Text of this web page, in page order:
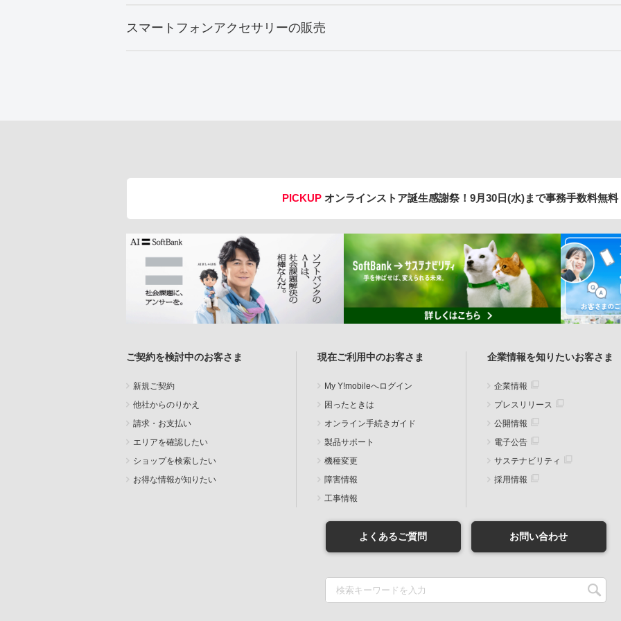
スマートフォンアクセサリーの販売
PICKUP オンラインストア誕生感謝祭！ 9月30日(水)まで事務手数料無
ご契約を検討中のお客さま
新規ご契約
他社からのりかえ
請求・お支払い
エリアを確認したい
ショップを検索したい
お得な情報が知りたい
現在ご利用中のお客さま
My Y!mobileへログイン
困ったときは
オンライン手続きガイド
製品サポート
機種変更
障害情報
工事情報
企業情報を知りたいお客さま
企業情報
プレスリリース
公開情報
電子公告
サステナビリティ
採用情報
よくあるご質問 お問い合わせ